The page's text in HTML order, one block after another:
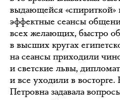
выдающейся «спириткой»
эффектные сеансы
всех желающих, быстро
в высших кругах
на сеансы приходили
и светские львы,
и все уходили в восторге.
Петровна задавала